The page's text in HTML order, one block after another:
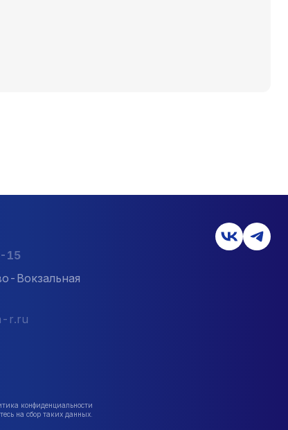
15
Вокзальная
r.ru
конфиденциальности
на сбор таких данных.